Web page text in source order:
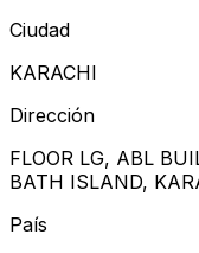
Ciudad
KARACHI
Dirección
FLOOR LG, ABL
BATH ISLAND,
País